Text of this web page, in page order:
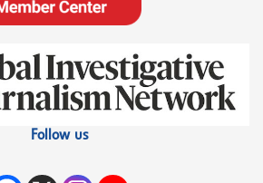
Follow us